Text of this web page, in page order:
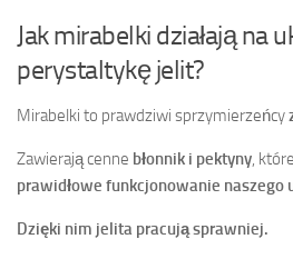
Jak mirabelki działają na
perystaltykę jelit?
Mirabelki to prawdziwi sprzymierzeńcy
Zawierają cenne błonnik i pektyny,
prawidłowe funkcjonowanie naszego
Dzięki nim jelita pracują sprawniej.